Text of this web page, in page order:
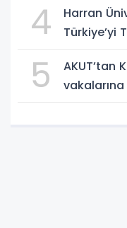
4
Harran
Türkiye’yi
5
AKUT’tan